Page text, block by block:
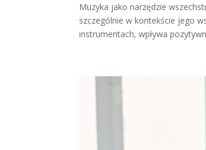
Muzyka jako narzędzie
szczególnie w kontekście jego
instrumentach, wpływa